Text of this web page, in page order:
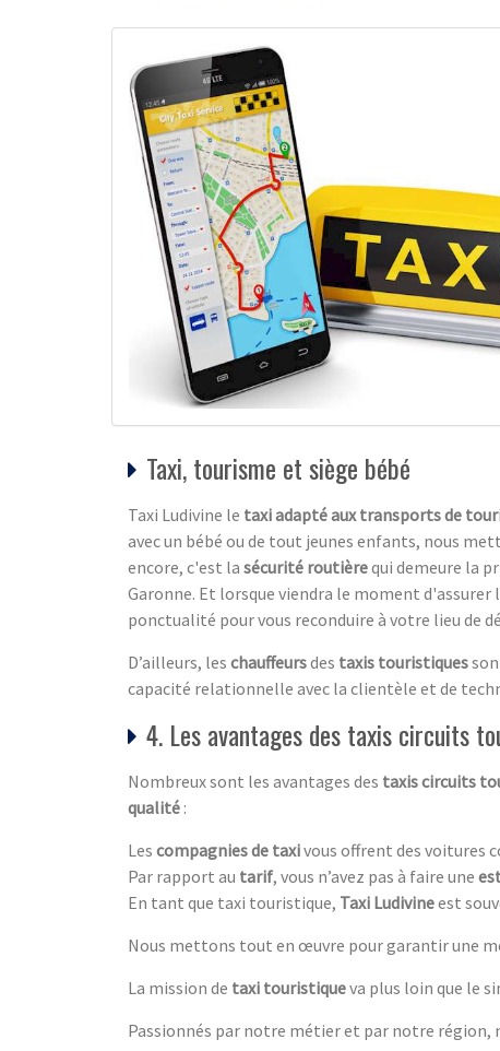
Taxi, tourisme et siège bébé
Taxi Ludivine le taxi adapté aux transports de
avec un bébé ou de tout jeunes enfants, nous
encore, c'est la sécurité routièrequi demeure la
Garonne. Et lorsque viendra le moment
ponctualité pour vous reconduire à votre lieu de
D’ailleurs, les chauffeursdes taxis touristiques
capacité relationnelle avec la clientèle et de
4. Les avantages des taxis circuits
Nombreux sont les avantages des taxis circuits
qualité :
Les compagnies de taxivous offrent des voitures
Par rapport au tarif, vous n’avez pas à faire une
En tant que taxi touristique, Taxi Ludivineest
Nous mettons tout en œuvre pour garantir une
La mission de taxi touristiqueva plus loin que le
Passionnés par notre métier et par notre région,